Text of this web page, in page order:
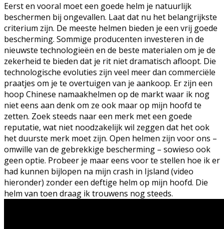
Eerst en vooral moet een goede helm je natuurlijk
beschermen bij ongevallen. Laat dat nu het belangrijkste
criterium zijn. De meeste helmen bieden je een vrij goede
bescherming. Sommige producenten investeren in de
nieuwste technologieën en de beste materialen om je de
zekerheid te bieden dat je rit niet dramatisch afloopt. Die
technologische evoluties zijn veel meer dan commerciële
praatjes om je te overtuigen van je aankoop. Er zijn een
hoop Chinese namaakhelmen op de markt waar ik nog
niet eens aan denk om ze ook maar op mijn hoofd te
zetten. Zoek steeds naar een merk met een goede
reputatie, wat niet noodzakelijk wil zeggen dat het ook
het duurste merk moet zijn. Open helmen zijn voor ons –
omwille van de gebrekkige bescherming – sowieso ook
geen optie. Probeer je maar eens voor te stellen hoe ik er
had kunnen bijlopen na mijn crash in Ijsland (video
hieronder) zonder een deftige helm op mijn hoofd. Die
helm van toen draag ik trouwens nog steeds.